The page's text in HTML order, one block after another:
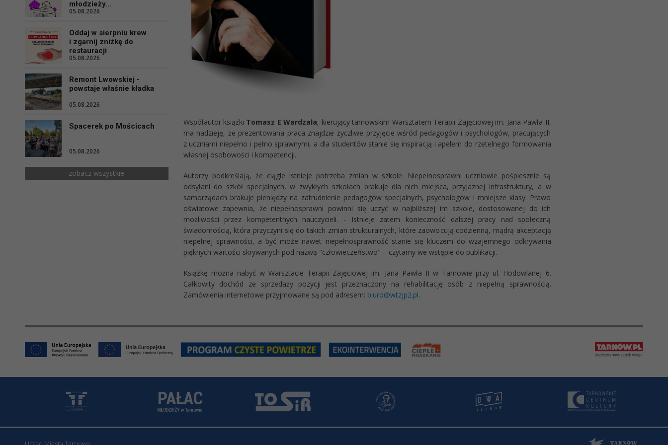
młodzieży...
05.08.2026
Oddaj w sierpniu krew
i zgarnij zniżkę do
restauracji
05.08.2026
Remont Lwowskiej -
powstaje właśnie kładka
05.08.2026
Spacerek po Mościcach
05.08.2026
zobacz wszystkie
Współautor książki Tomasz E Wardzała, kierujący tarnowskim Warsztatem Terapii Zajęciowej im. Jana Pawła II,
ma nadzieję, że prezentowana praca znajdzie życzliwe przyjęcie wśród pedagogów i psychologów, pracujących
z uczniami niepełno i pełno sprawnymi, a dla studentów stanie się inspiracją i apelem do rzetelnego formowania
własnej osobowości i kompetencji.
Autorzy podkreślają, że ciągle istnieje potrzeba zmian w szkole. Niepełnosprawni uczniowie pośpiesznie są
odsyłani do szkół specjalnych, w zwykłych szkołach brakuje dla nich miejsca, przyjaznej infrastruktury, a w
samorządach brakuje pieniędzy na zatrudnienie pedagogów specjalnych, psychologów i mniejsze klasy. Prawo
oświatowe zapewnia, że niepełnosprawni powinni się uczyć w najbliższej im szkole, dostosowanej do ich
możliwości przez kompetentnych nauczycieli. - Istnieje zatem konieczność dalszej pracy nad społeczną
świadomością, która przyczyni się do takich zmian strukturalnych, które zaowocują codzienną, mądrą akceptacją
niepełnej sprawności, a być może nawet niepełnosprawność stanie się kluczem do wzajemnego odkrywania
pięknych wartości skrywanych pod nazwą "człowieczeństwo" – czytamy we wstępie do publikacji.
Książkę można nabyć w Warsztacie Terapii Zajęciowej im. Jana Pawła II w Tarnowie przy ul. Hodowlanej 6.
Całkowity dochód ze sprzedaży pozycji jest przeznaczony na rehabilitację osób z niepełną sprawnością.
Zamówienia internetowe przyjmowane są pod adresem: biuro@wtzjp2.pl.